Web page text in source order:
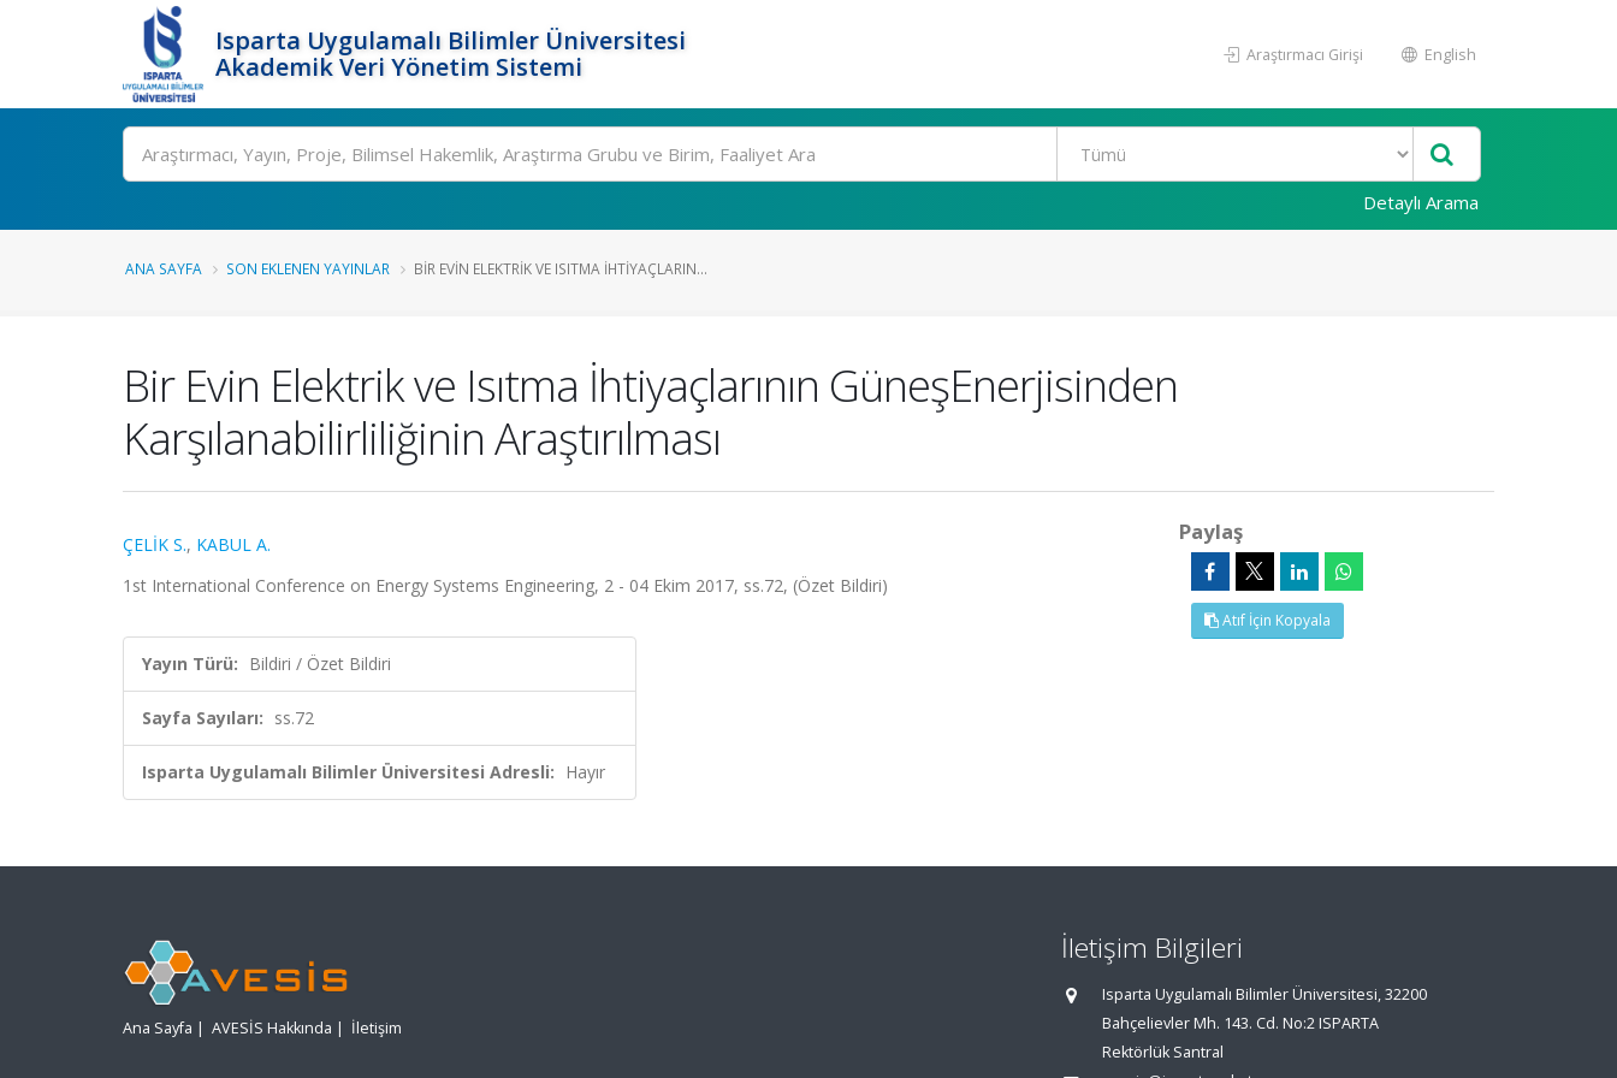
Isparta Uygulamalı Bilimler Üniversitesi
Akademik Veri Yönetim Sistemi
Araştırmacı Girişi English
Ara
Detaylı Arama
ANA SAYFA SON EKLENEN YAYINLAR BIR EVIN ELEKTRIK VE ISITMA İHTIYAÇLARIN...
Bir Evin Elektrik ve Isıtma İhtiyaçlarının GüneşEnerjisinden
Karşılanabilirliliğinin Araştırılması
ÇELİK S., KABUL A.
1st International Conference on Energy Systems Engineering, 2 - 04 Ekim 2017, ss.72, (Özet Bildiri)
Yayın Türü: Bildiri / Özet Bildiri
Sayfa Sayıları: ss.72
Isparta Uygulamalı Bilimler Üniversitesi Adresli: Hayır
Paylaş
Atıf İçin Kopyala
Ana Sayfa | AVESİS Hakkında | İletişim
İletişim Bilgileri
Isparta Uygulamalı Bilimler Üniversitesi, 32200
Bahçelievler Mh. 143. Cd. No:2 ISPARTA
Rektörlük Santral